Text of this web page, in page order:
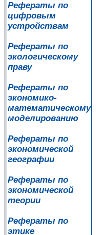
Рефераты по
цифровым
устройствам
Рефераты по
экологическому
праву
Рефераты по
экономико-
математическому
моделированию
Рефераты по
экономической
географии
Рефераты по
экономической
теории
Рефераты по
этике